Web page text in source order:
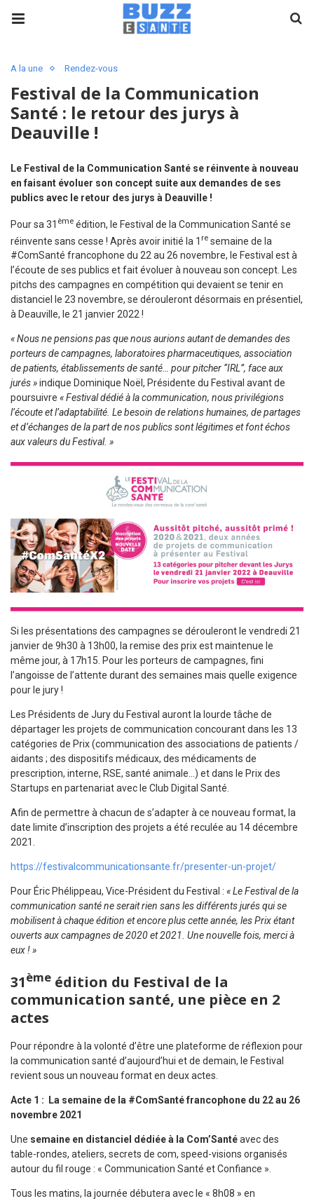
A la une Rendez-vous
Festival de la Communication
Santé : le retour des jurys à
Deauville !
Le Festival de la Communication Santé se réinvente à nouveau
en faisant évoluer son concept suite aux demandes de ses
publics avec le retour des jurys à Deauville !
Pour sa 31 ème édition, le Festival de la Communication Santé se
réinvente sans cesse ! Après avoir initié la 1 re semaine de la
#ComSanté francophone du 22 au 26 novembre, le Festival est à
l’écoute de ses publics et fait évoluer à nouveau son concept. Les
pitchs des campagnes en compétition qui devaient se tenir en
distanciel le 23 novembre, se dérouleront désormais en présentiel,
à Deauville, le 21 janvier 2022 !
« Nous ne pensions pas que nous aurions autant de demandes des
porteurs de campagnes, laboratoires pharmaceutiques, association
de patients, établissements de santé… pour pitcher “IRL”, face aux
jurés »indique Dominique Noël, Présidente du Festival avant de
poursuivre « Festival dédié à la communication, nous privilégions
l’écoute et l’adaptabilité. Le besoin de relations humaines, de partages
et d’échanges de la part de nos publics sont légitimes et font échos
aux valeurs du Festival. »
Si les présentations des campagnes se dérouleront le vendredi 21
janvier de 9h30 à 13h00, la remise des prix est maintenue le
même jour, à 17h15. Pour les porteurs de campagnes, fini
l’angoisse de l’attente durant des semaines mais quelle exigence
pour le jury !
Les Présidents de Jury du Festival auront la lourde tâche de
départager les projets de communication concourant dans les 13
catégories de Prix (communication des associations de patients /
aidants ; des dispositifs médicaux, des médicaments de
prescription, interne, RSE, santé animale…) et dans le Prix des
Startups en partenariat avec le Club Digital Santé.
Afin de permettre à chacun de s’adapter à ce nouveau format, la
date limite d’inscription des projets a été reculée au 14 décembre
2021.
https://festivalcommunicationsante.fr/presenter-un-projet/
Pour Éric Phélippeau, Vice-Président du Festival : « Le Festival de la
communication santé ne serait rien sans les différents jurés qui se
mobilisent à chaque édition et encore plus cette année, les Prix étant
ouverts aux campagnes de 2020 et 2021. Une nouvelle fois, merci à
eux ! »
31ème édition du Festival de la
communication santé, une pièce en 2
actes
Pour répondre à la volonté d’être une plateforme de réflexion pour
la communication santé d’aujourd’hui et de demain, le Festival
revient sous un nouveau format en deux actes.
Acte 1 : La semaine de la #ComSanté francophone du 22 au 26
novembre 2021
Une semaine en distanciel dédiée à la Com’Santéavec des
table-rondes, ateliers, secrets de com, speed-visions organisés
autour du fil rouge : « Communication Santé et Confiance ».
Tous les matins, la journée débutera avec le « 8h08 » en